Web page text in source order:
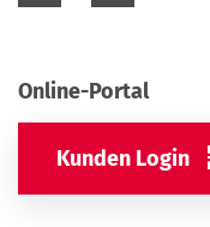
Online-Portal
Kunden Login